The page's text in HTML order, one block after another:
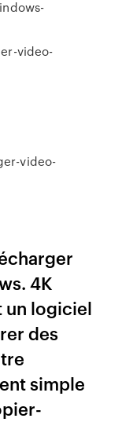
video-
video-
4K
un logiciel
des
simple